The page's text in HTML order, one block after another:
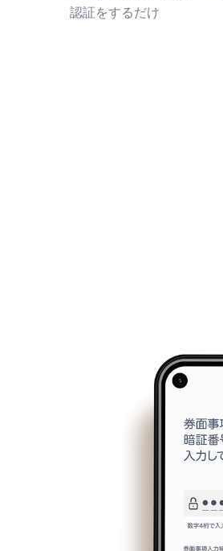
認証をするだけ